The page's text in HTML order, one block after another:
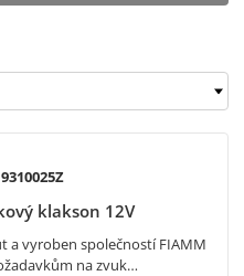
9310025Z
klakson 12V
a vyroben společností FIAMM
na zvuk…